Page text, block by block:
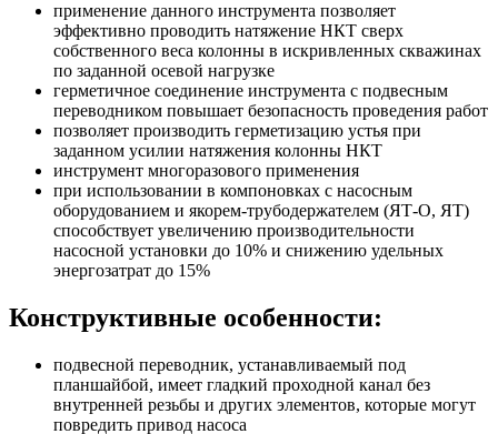
применение данного инструмента позволяет
эффективно проводить натяжение НКТ сверх
собственного веса колонны в искривленных скважинах
по заданной осевой нагрузке
герметичное соединение инструмента с подвесным
переводником повышает безопасность проведения работ
позволяет производить герметизацию устья при
заданном усилии натяжения колонны НКТ
инструмент многоразового применения
при использовании в компоновках с насосным
оборудованием и якорем-трубодержателем (ЯТ-О, ЯТ)
способствует увеличению производительности
насосной установки до 10% и снижению удельных
энергозатрат до 15%
Конструктивные особенности:
подвесной переводник, устанавливаемый под
планшайбой, имеет гладкий проходной канал без
внутренней резьбы и других элементов, которые могут
повредить привод насоса